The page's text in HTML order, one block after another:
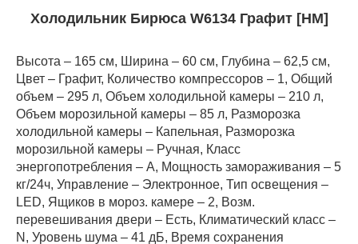
Холодильник Бирюса W6134 Графит [НМ]
Высота – 165 см, Ширина – 60 см, Глубина – 62,5 см,
Цвет – Графит, Количество компрессоров – 1, Общий
объем – 295 л, Объем холодильной камеры – 210 л,
Объем морозильной камеры – 85 л, Разморозка
холодильной камеры – Капельная, Разморозка
морозильной камеры – Ручная, Класс
энергопотребления – А, Мощность замораживания – 5
кг/24ч, Управление – Электронное, Тип освещения –
LED, Ящиков в мороз. камере – 2, Возм.
перевешивания двери – Есть, Климатический класс –
N, Уровень шума – 41 дБ, Время сохранения